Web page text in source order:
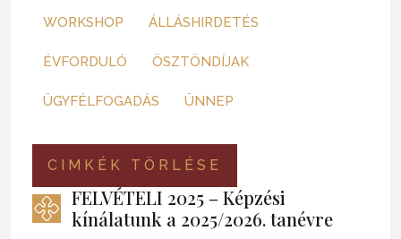
WORKSHOP ÁLLÁSHIRDETÉS
ÉVFORDULÓ ÖSZTÖNDÍJAK
ÜGYFÉLFOGADÁS ÜNNEP
CIMKÉK TÖRLÉSE
FELVÉTELI 2025 – Képzési
kínálatunk a 2025/2026. tanévre